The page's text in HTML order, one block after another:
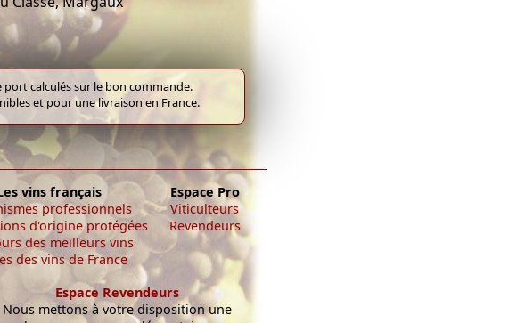
port calculés sur le bon commande.
et pour une livraison en France.
vins français
professionnels
d'origine protégées
des meilleurs vins
des vins de France
Espace Pro
Viticulteurs
Revendeurs
Espace Revendeurs
Nous mettons à votre disposition une